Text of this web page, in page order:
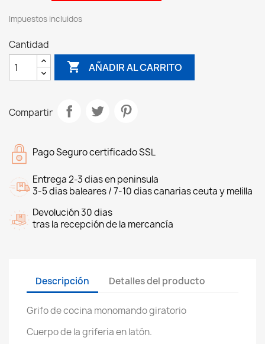
Impuestos incluidos
Cantidad
 AÑADIR AL CARRITO
Compartir
Pago Seguro certificado SSL
Entrega 2-3 dias en peninsula
3-5 dias baleares / 7-10 dias canarias ceuta y melilla
Devolución 30 dias
tras la recepción de la mercancía
Descripción Detalles del producto
Grifo de cocina monomando giratorio
Cuerpo de la griferia en latón.